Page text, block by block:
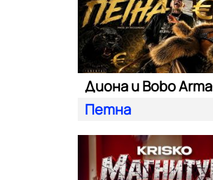
Диона и Bobo
Петна